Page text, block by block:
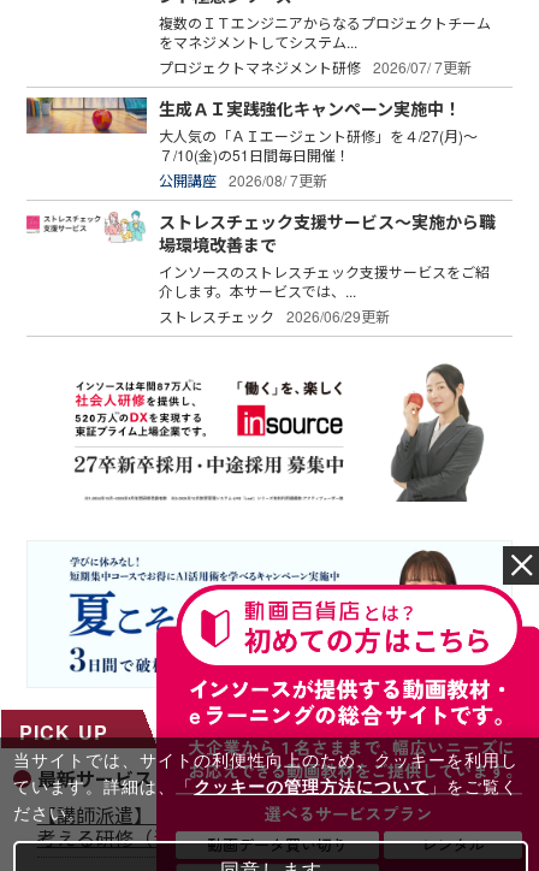
複数のＩＴエンジニアからなるプロジェクトチーム
をマネジメントしてシステム...
プロジェクトマネジメント研修 2026/07/ 7更新
生成ＡＩ実践強化キャンペーン実施中！
大人気の「ＡＩエージェント研修」を４/27(月)～
７/10(金)の51日間毎日開催！
公開講座 2026/08/ 7更新
ストレスチェック支援サービス～実施から職
場環境改善まで
インソースのストレスチェック支援サービスをご紹
介します。本サービスでは、...
ストレスチェック
2026/06/29更新
PICK UP
最新サービス
【講師派遣】（役員・管理職向け）インテグリティを
考える研修（半日間）
当サイトでは、サイトの利便性向上のため、クッキーを利⽤し
ています。詳細は、「 クッキーの管理方法について 」をご覧く
ださい。